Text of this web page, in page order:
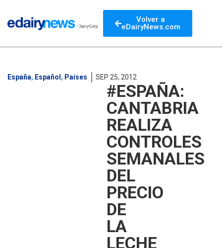
Volver a
eDairyNews.com
España, Español , Paises SEP 25, 2012
#ESPAÑA:
CANTABRIA
REALIZA
CONTROLES
SEMANALES
DEL
PRECIO
DE
LA
LECHE